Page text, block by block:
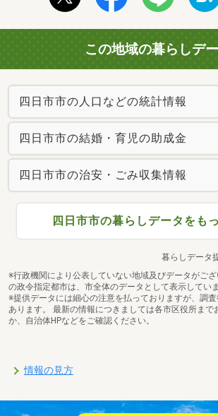
この地域の暮らしデ
四日市市の人口などの統計情報
四日市市の結婚・育児の助成金
四日市市の治安・ごみ収集情報
四日市市の暮らしデータをも
暮らしデータ
※行政機関により公表していない地域及びデータがご
の政令指定都市は、市全体のデータとして表示していま
※提供データには細心の注意を払っておりますが、調
あります。 最新の情報につきましては各市区役所まで
か、自治体HPなどをご確認ください。
情報の見方